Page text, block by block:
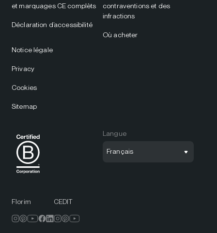
et marquages CE complèts
Déclaration d’accessibilité
contraventions et des
infractions
Où acheter
Notice légale
Privacy
Cookies
Sitemap
Langue
Français
Florim CEDIT